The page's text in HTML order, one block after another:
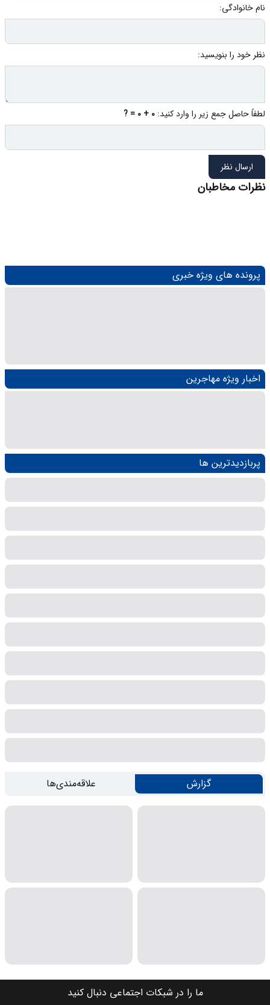
نام خانوادگی:
نظر خود را بنویسید:
لطفاً حاصل جمع زیر را وارد کنید: 0 + 0 = ?
ارسال نظر
نظرات مخاطبان
پرونده های ویژه خبری
اخبار ویژه مهاجرین
پربازدیدترین ها
گزارش علاقه‌مندی‌ها
ما را در شبکات اجتماعی دنبال کنید